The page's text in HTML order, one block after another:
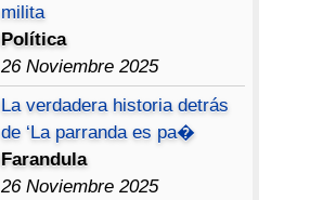
milita
Política
26 Noviembre 2025
La verdadera historia detrás
de ‘La parranda es pa�
Farandula
26 Noviembre 2025